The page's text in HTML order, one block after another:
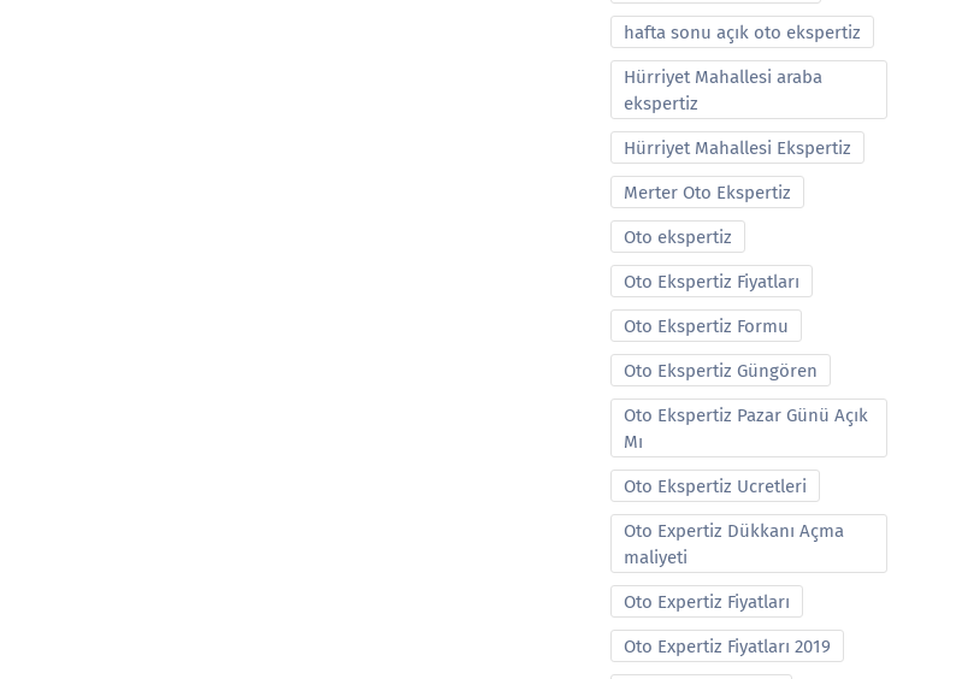
hafta sonu açık oto ekspertiz
Hürriyet Mahallesi araba
ekspertiz
Hürriyet Mahallesi Ekspertiz
Merter Oto Ekspertiz
Oto ekspertiz
Oto Ekspertiz Fiyatları
Oto Ekspertiz Formu
Oto Ekspertiz Güngören
Oto Ekspertiz Pazar Günü Açık
Mı
Oto Ekspertiz Ucretleri
Oto Expertiz Dükkanı Açma
maliyeti
Oto Expertiz Fiyatları
Oto Expertiz Fiyatları 2019